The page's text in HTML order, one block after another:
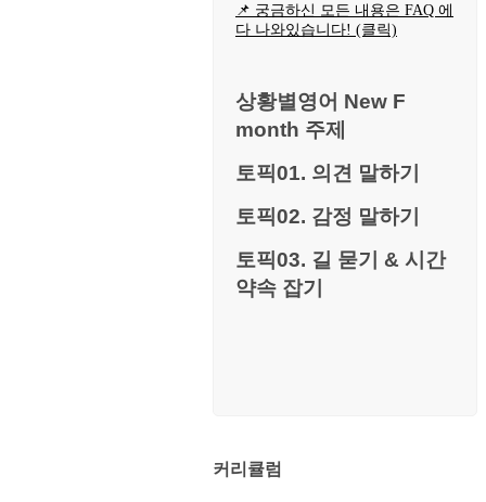
📌 궁금하신 모든 내용은 FAQ 에
다 나와있습니다! (클릭)
상황별영어 New F
month 주제
토픽01. 의견 말하기
토픽02. 감정 말하기
토픽03. 길 묻기 & 시간
약속 잡기
커리큘럼